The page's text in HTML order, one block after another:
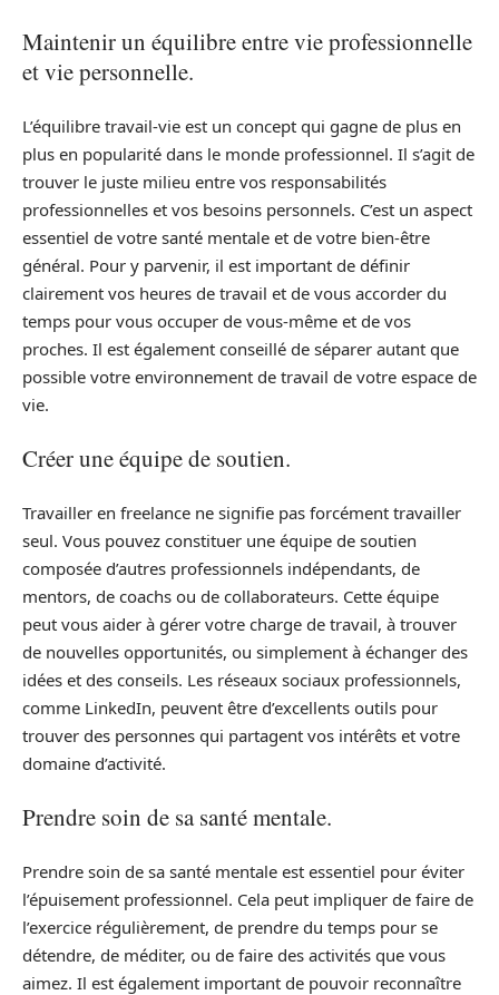
Maintenir un équilibre entre vie professionnelle
et vie personnelle.
L’équilibre travail-vie est un concept qui gagne de plus en
plus en popularité dans le monde professionnel. Il s’agit de
trouver le juste milieu entre vos responsabilités
professionnelles et vos besoins personnels. C’est un aspect
essentiel de votre santé mentale et de votre bien-être
général. Pour y parvenir, il est important de définir
clairement vos heures de travail et de vous accorder du
temps pour vous occuper de vous-même et de vos
proches. Il est également conseillé de séparer autant que
possible votre environnement de travail de votre espace de
vie.
Créer une équipe de soutien.
Travailler en freelance ne signifie pas forcément travailler
seul. Vous pouvez constituer une équipe de soutien
composée d’autres professionnels indépendants, de
mentors, de coachs ou de collaborateurs. Cette équipe
peut vous aider à gérer votre charge de travail, à trouver
de nouvelles opportunités, ou simplement à échanger des
idées et des conseils. Les réseaux sociaux professionnels,
comme LinkedIn, peuvent être d’excellents outils pour
trouver des personnes qui partagent vos intérêts et votre
domaine d’activité.
Prendre soin de sa santé mentale.
Prendre soin de sa santé mentale est essentiel pour éviter
l’épuisement professionnel. Cela peut impliquer de faire de
l’exercice régulièrement, de prendre du temps pour se
détendre, de méditer, ou de faire des activités que vous
aimez. Il est également important de pouvoir reconnaître